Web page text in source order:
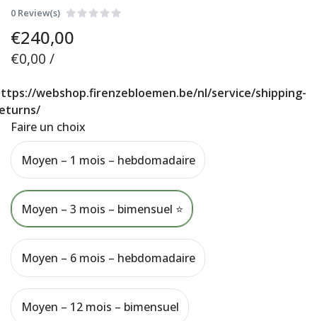
0 Review(s)
€240,00
€0,00 /
webshop.firenzebloemen.be/nl/service/shipping-
Faire un choix
Moyen – 1 mois – hebdomadaire
Moyen – 3 mois – bimensuel ⭐
Moyen – 6 mois – hebdomadaire
Moyen – 12 mois – bimensuel